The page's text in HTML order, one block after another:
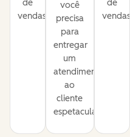
de
vendas.
você
precisa
para
entregar
um
atendimento
ao
cliente
espetacular.
de
vendas.